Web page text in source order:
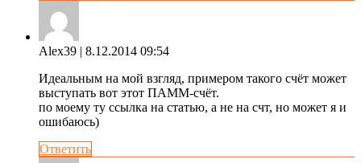
Alex39 | 8.12.2014 09:54
Идеальным на мой взгляд, примером такого счёт может
выступать вот этот ПАММ-счёт.
по моему ту ссылка на статью, а не на счт, но может я и
ошибаюсь)
Ответить